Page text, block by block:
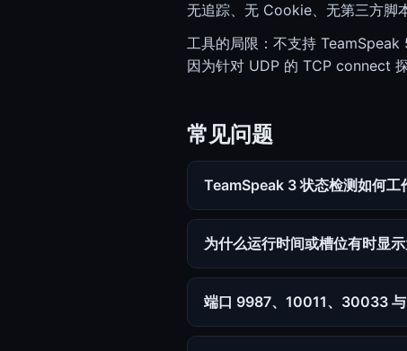
无追踪、无 Cookie、无第三方脚
工具的局限：不支持 TeamSpeak
因为针对 UDP 的 TCP connect
常见问题
TeamSpeak 3 状态检测如何工
为什么运行时间或槽位有时显
端口 9987、10011、30033